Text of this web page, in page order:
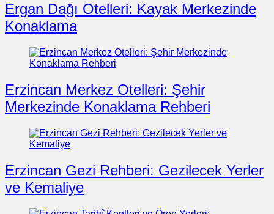
Ergan Dağı Otelleri: Kayak Merkezinde
Konaklama
Erzincan Merkez Otelleri: Şehir
Merkezinde Konaklama Rehberi
Erzincan Gezi Rehberi: Gezilecek Yerler
ve Kemaliye